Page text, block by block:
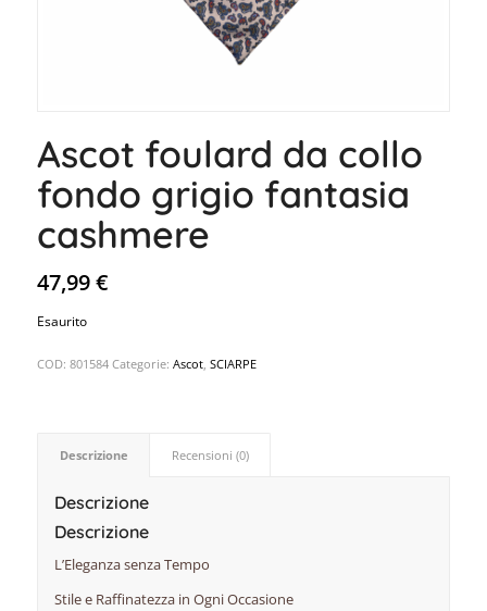
Ascot foulard da collo
fondo grigio fantasia
cashmere
47,99€
Esaurito
COD: 801584 Categorie: Ascot, SCIARPE
Descrizione Recensioni (0)
Descrizione
Descrizione
L’Eleganza senza Tempo
Stile e Raffinatezza in Ogni Occasione